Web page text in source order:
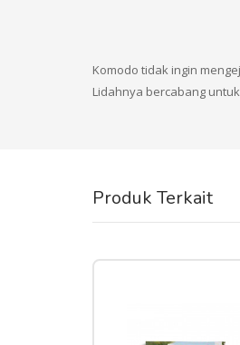
Komodo tidak ingin
Lidahnya bercabang
Produk Terkait